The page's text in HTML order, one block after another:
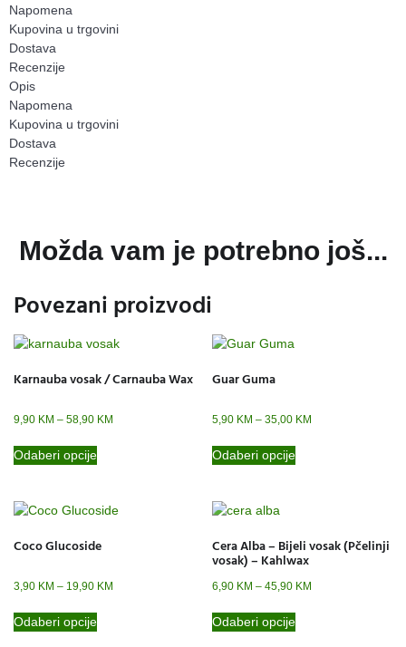
Napomena
Kupovina u trgovini
Dostava
Recenzije
Opis
Napomena
Kupovina u trgovini
Dostava
Recenzije
Možda vam je potrebno još...
Povezani proizvodi
Karnauba vosak / Carnauba Wax
9,90 KM – 58,90 KM
Odaberi opcije
Guar Guma
5,90 KM – 35,00 KM
Odaberi opcije
Coco Glucoside
3,90 KM – 19,90 KM
Odaberi opcije
Cera Alba – Bijeli vosak (Pčelinji
vosak) – Kahlwax
6,90 KM – 45,90 KM
Odaberi opcije